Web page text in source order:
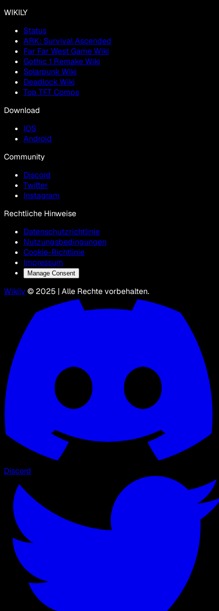
WIKILY
Status
ARK: Survival Ascended
Far Far West Game Wiki
Gothic 1 Remake Wiki
Solarpunk Wiki
Deadlock Wiki
Top TFT Comps
Download
IOS
Android
Community
Discord
Twitter
Instagram
Rechtliche Hinweise
Datenschutzrichtlinie
Nutzungsbedingungen
Cookie-Richtlinie
Impressum
Manage Consent
Wikily © 2025 | Alle Rechte vorbehalten.
Discord